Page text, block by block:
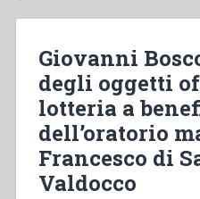
lotteria
a
favore
dei
giovani
dei
Giovanni
degli oggetti
lotteria a
dell’oratorio
Francesco di
Valdocco